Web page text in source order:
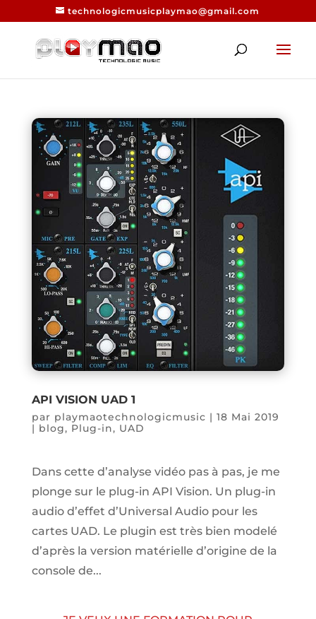
technologicmusicplaymao@gmail.com
API VISION UAD 1
par playmaotechnologicmusic | 18 Mai 2019
| blog, Plug-in, UAD
Dans cette d’analyse vidéo pas à pas, je me
plonge sur le plug-in API Vision. Un plug-in
audio d’effet d’Universal Audio pour les
cartes UAD. Le plugin est très bien modelé
d’après la version matérielle d’origine de la
console de...